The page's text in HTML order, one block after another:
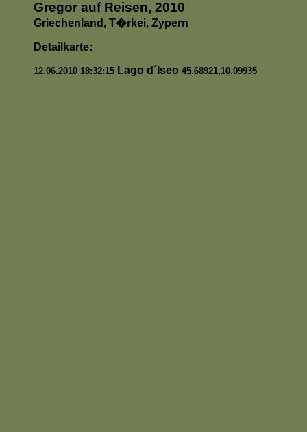
Gregor auf Reisen, 2010
Griechenland, T�rkei, Zypern
Detailkarte:
12.06.2010 18:32:15 Lago d´Iseo 45.68921,10.09935